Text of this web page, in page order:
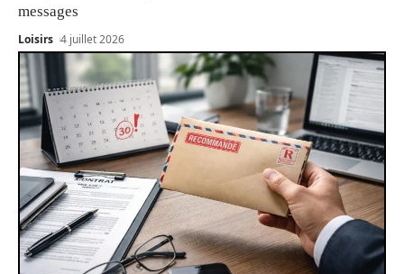
messages
Loisirs 4 juillet 2026